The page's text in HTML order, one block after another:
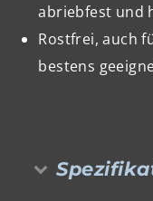
abriebfest und
Rostfrei, auch
bestens